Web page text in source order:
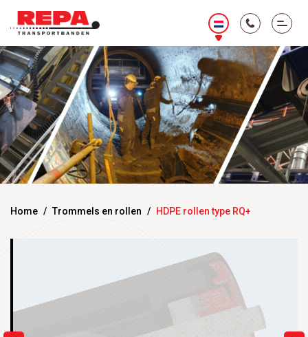
Home / Trommels en rollen / HDPE rollen type RQ+